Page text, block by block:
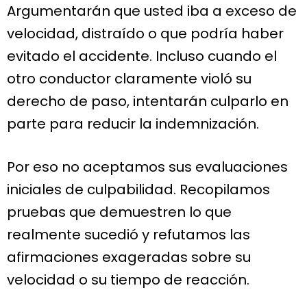
Argumentarán que usted iba a exceso de
velocidad, distraído o que podría haber
evitado el accidente. Incluso cuando el
otro conductor claramente violó su
derecho de paso, intentarán culparlo en
parte para reducir la indemnización.
Por eso no aceptamos sus evaluaciones
iniciales de culpabilidad. Recopilamos
pruebas que demuestren lo que
realmente sucedió y refutamos las
afirmaciones exageradas sobre su
velocidad o su tiempo de reacción.